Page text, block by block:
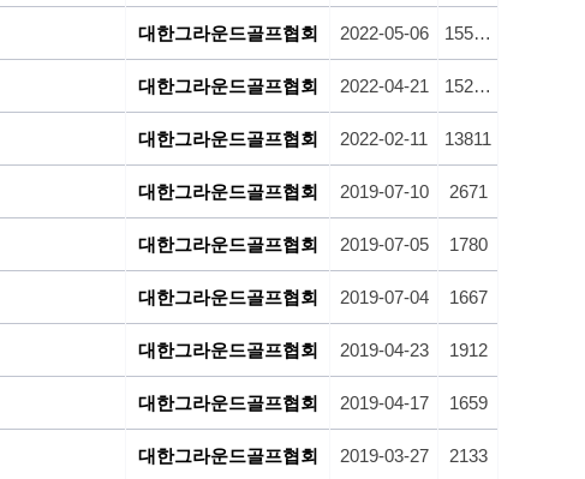
대한그라운드골프협회 2022-05-06 15590
대한그라운드골프협회 2022-04-21 15264
대한그라운드골프협회 2022-02-11 13811
대한그라운드골프협회 2019-07-10 2671
대한그라운드골프협회 2019-07-05 1780
대한그라운드골프협회 2019-07-04 1667
대한그라운드골프협회 2019-04-23 1912
대한그라운드골프협회 2019-04-17 1659
대한그라운드골프협회 2019-03-27 2133